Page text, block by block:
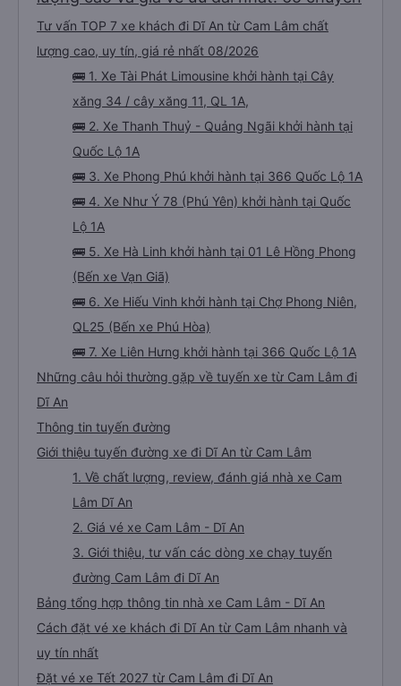
Quảng Ngãi nữa, tới bến mấy anh bên nhà xe sẽ hỏi mình về đâu để trung
chuyển á, k thì mình chủ động đăng ký cũng đc. Xe mới, sạch sẽ, thơm tho,
thích lắm. Trên xe còn treo nhiều gấu bông dễ thương lắm 😁
Tư vấn TOP 7 xe khách đi Dĩ An từ Cam Lâm chất
lượng cao, uy tín, giá rẻ nhất 08/2026
🚌 1. Xe Tài Phát Limousine khởi hành tại Cây
xăng 34 / cây xăng 11, QL 1A,
🚌 2. Xe Thanh Thuỷ - Quảng Ngãi khởi hành tại
Quốc Lộ 1A
🚌 3. Xe Phong Phú khởi hành tại 366 Quốc Lộ 1A
🚌 4. Xe Như Ý 78 (Phú Yên) khởi hành tại Quốc
Lộ 1A
🚌 5. Xe Hà Linh khởi hành tại 01 Lê Hồng Phong
(Bến xe Vạn Giã)
🚌 6. Xe Hiếu Vinh khởi hành tại Chợ Phong Niên,
QL25 (Bến xe Phú Hòa)
🚌 7. Xe Liên Hưng khởi hành tại 366 Quốc Lộ 1A
Những câu hỏi thường gặp về tuyến xe từ Cam Lâm đi
Dĩ An
Thông tin tuyến đường
Giới thiệu tuyến đường xe đi Dĩ An từ Cam Lâm
1. Về chất lượng, review, đánh giá nhà xe Cam
Lâm Dĩ An
2. Giá vé xe Cam Lâm - Dĩ An
3. Giới thiệu, tư vấn các dòng xe chạy tuyến
đường Cam Lâm đi Dĩ An
Bảng tổng hợp thông tin nhà xe Cam Lâm - Dĩ An
Cách đặt vé xe khách đi Dĩ An từ Cam Lâm nhanh và
uy tín nhất
Đặt vé xe Tết 2027 từ Cam Lâm đi Dĩ An